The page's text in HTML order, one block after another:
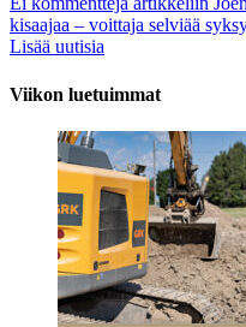
kisaajaa – voittaja selviää
Lisää uutisia
Viikon luetuimmat